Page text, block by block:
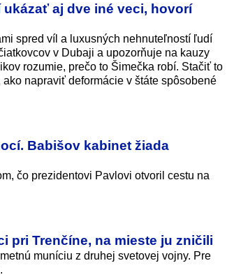
aj dve iné veci, hovorí
spred víl a luxusných nehnuteľností ľudí
v Dubaji a upozorňuje na kauzy
rozumie, prečo to Šimečka robí. Stačiť to
napraviť deformácie v štáte spôsobené
Babišov kabinet žiada
čo prezidentovi Pavlovi otvoril cestu na
pri Trenčíne, na mieste ju zničili
muníciu z druhej svetovej vojny. Pre